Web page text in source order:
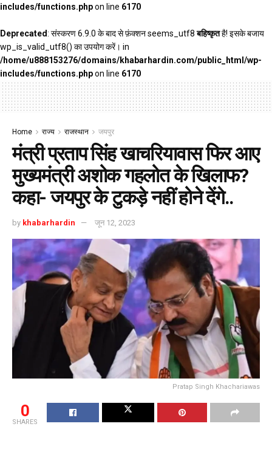
includes/functions.phpon line 6170
Deprecated: संस्करण 6.9.0 के बाद से फ़ंक्शन seems_utf8बहिष्कृतहै! इसके बजाय
wp_is_valid_utf8() का उपयोग करें। in
/home/u888153276/domains/khabarhardin.com/public_html/wp-
includes/functions.phpon line 6170
Home राज्य राजस्थान जयपुर
मंत्री प्रताप सिंह खाचरियावास फिर आए
मुख्यमंत्री अशोक गहलोत के खिलाफ?
कहा- जयपुर के टुकड़े नहीं होने देंगे..
by khabarhardin जून 12, 2023
Pratap Singh Khachariawas
0
SHARES